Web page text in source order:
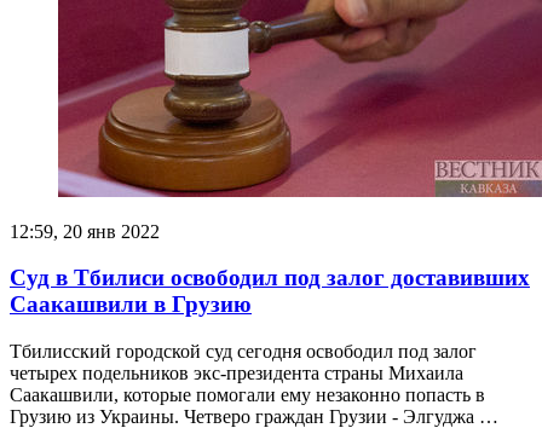
12:59, 20 янв 2022
Суд в Тбилиси освободил под залог доставивших
Саакашвили в Грузию
Тбилисский городской суд сегодня освободил под залог
четырех подельников экс-президента страны Михаила
Саакашвили, которые помогали ему незаконно попасть в
Грузию из Украины. Четверо граждан Грузии - Элгуджа …